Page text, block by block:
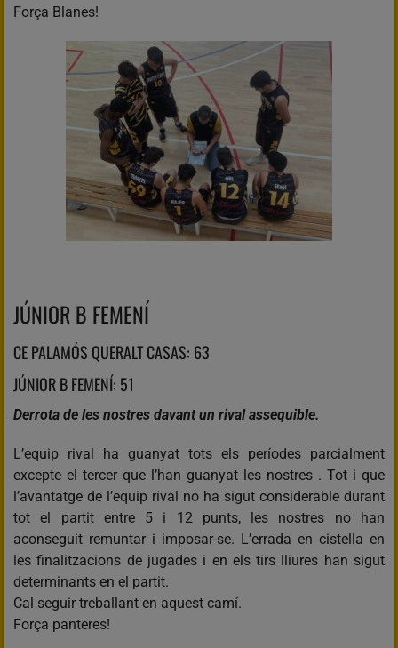
Força Blanes!
JÚNIOR B FEMENÍ
CE PALAMÓS QUERALT CASAS: 63
JÚNIOR B FEMENÍ: 51
Derrota de les nostres davant un rival assequible.
L’equip rival ha guanyat tots els períodes parcialment
excepte el tercer que l’han guanyat les nostres . Tot i que
l’avantatge de l’equip rival no ha sigut considerable durant
tot el partit entre 5 i 12 punts, les nostres no han
aconseguit remuntar i imposar-se. L’errada en cistella en
les finalitzacions de jugades i en els tirs lliures han sigut
determinants en el partit.
Cal seguir treballant en aquest camí.
Força panteres!